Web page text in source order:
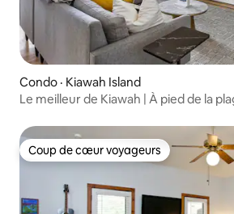
Condo · Kiawah Island
Le meilleur de Kiawah | À pied de la
Coup de cœur voyageurs
Coup de cœur voyageurs